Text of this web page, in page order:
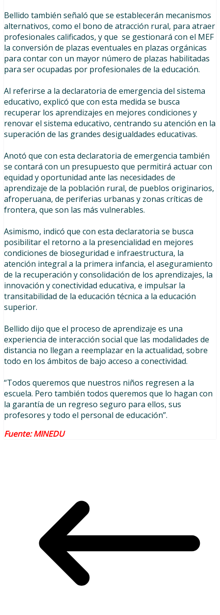
Bellido también señaló que se establecerán mecanismos
alternativos, como el bono de atracción rural, para atraer
profesionales calificados, y que se gestionará con el MEF
la conversión de plazas eventuales en plazas orgánicas
para contar con un mayor número de plazas habilitadas
para ser ocupadas por profesionales de la educación.
Al referirse a la declaratoria de emergencia del sistema
educativo, explicó que con esta medida se busca
recuperar los aprendizajes en mejores condiciones y
renovar el sistema educativo, centrando su atención en la
superación de las grandes desigualdades educativas.
Anotó que con esta declaratoria de emergencia también
se contará con un presupuesto que permitirá actuar con
equidad y oportunidad ante las necesidades de
aprendizaje de la población rural, de pueblos originarios,
afroperuana, de periferias urbanas y zonas críticas de
frontera, que son las más vulnerables.
Asimismo, indicó que con esta declaratoria se busca
posibilitar el retorno a la presencialidad en mejores
condiciones de bioseguridad e infraestructura, la
atención integral a la primera infancia, el aseguramiento
de la recuperación y consolidación de los aprendizajes, la
innovación y conectividad educativa, e impulsar la
transitabilidad de la educación técnica a la educación
superior.
Bellido dijo que el proceso de aprendizaje es una
experiencia de interacción social que las modalidades de
distancia no llegan a reemplazar en la actualidad, sobre
todo en los ámbitos de bajo acceso a conectividad.
“Todos queremos que nuestros niños regresen a la
escuela. Pero también todos queremos que lo hagan con
la garantía de un regreso seguro para ellos, sus
profesores y todo el personal de educación”.
Fuente: MINEDU